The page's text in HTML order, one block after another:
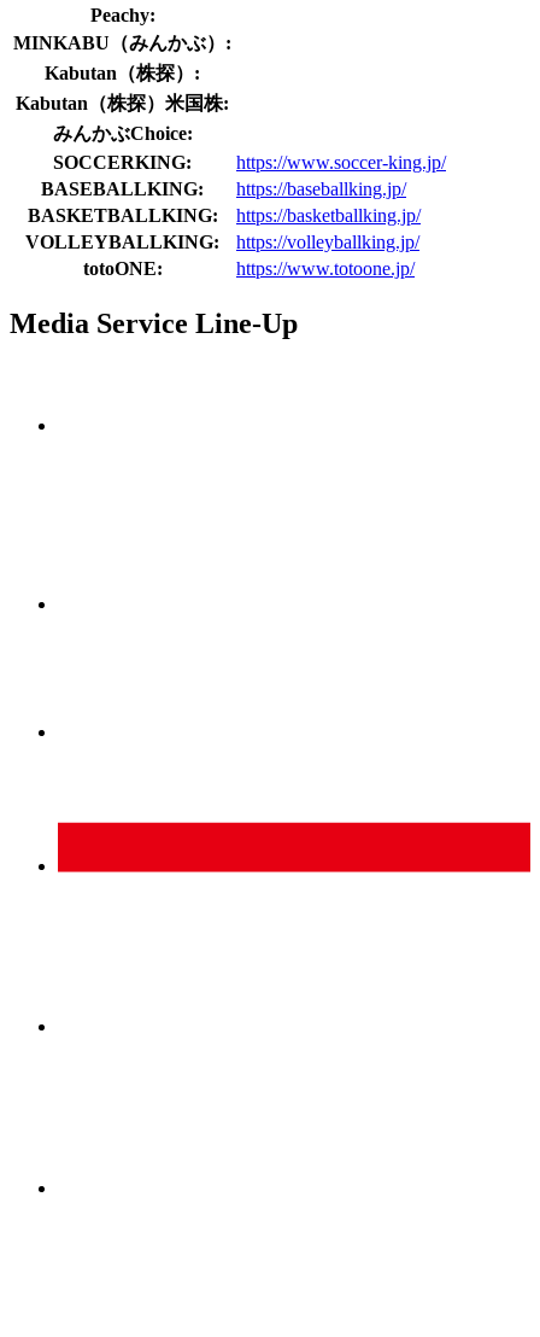
Peachy:
MINKABU（みんかぶ）:
Kabutan（株探）:
Kabutan（株探）米国株:
みんかぶChoice:
SOCCERKING:
https://www.soccer-king.jp/
BASEBALLKING:
https://baseballking.jp/
BASKETBALLKING:
https://basketballking.jp/
VOLLEYBALLKING:
https://volleyballking.jp/
totoONE:
https://www.totoone.jp/
Media Service Line-Up